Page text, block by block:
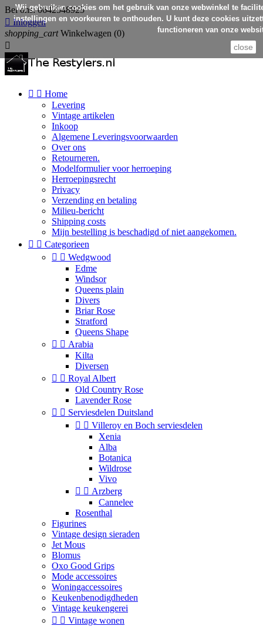
Bel ons:0642548925
 Inloggen
shopping_cart Winkelwagen (0)

  Home
Levering
Vintage artikelen
Inkoop
Algemene Leveringsvoorwaarden
Over ons
Retourneren.
Modelformulier voor herroeping
Herroepingsrecht
Privacy
Verzending en betaling
Milieu-bericht
Shipping costs
Mijn bestelling is beschadigd of niet aangekomen.
  Categorieen
  Wedgwood
Edme
Windsor
Queens plain
Divers
Briar Rose
Stratford
Queens Shape
  Arabia
Kilta
Diversen
  Royal Albert
Old Country Rose
Lavender Rose
  Serviesdelen Duitsland
  Villeroy en Boch serviesdelen
Xenia
Alba
Botanica
Wildrose
Vivo
  Arzberg
Cannelee
Rosenthal
Figurines
Vintage design sieraden
Jet Mous
Blomus
Oxo Good Grips
Mode accessoires
Woningaccessoires
Keukenbenodigdheden
Vintage keukengerei
  Vintage wonen
Wij gebruiken cookies om het gebruik van onze webwinkel te
instellingen en voorkeuren te onthouden. U kunt deze cookies
functioneren van onze
close